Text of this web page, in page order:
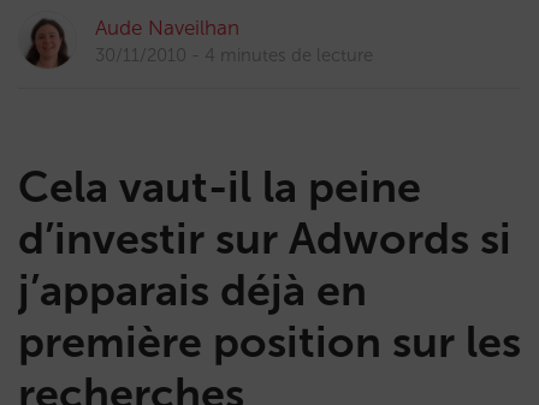
Aude Naveilhan
30/11/2010 4 minutes de lecture
Cela vaut-il la peine
d’investir sur Adwords si
j’apparais déjà en
première position sur les
recherches